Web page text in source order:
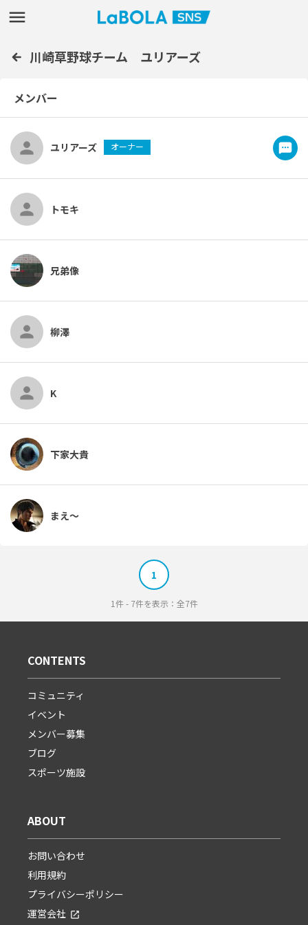
川崎草野球チーム ユリアーズ
メンバー
ユリアーズ オーナー
トモキ
兄弟像
柳澤
K
下家大貴
まえ〜
1
1件 - 7件を表示：全7件
CONTENTS
コミュニティ
イベント
メンバー募集
ブログ
スポーツ施設
ABOUT
お問い合わせ
利用規約
プライバシーポリシー
運営会社